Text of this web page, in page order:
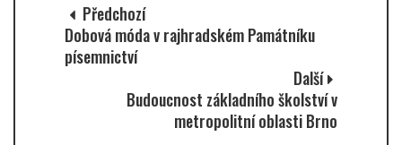
Předchozí
Dobová móda v rajhradském Památníku
písemnictví
Další
Budoucnost základního školství v
metropolitní oblasti Brno